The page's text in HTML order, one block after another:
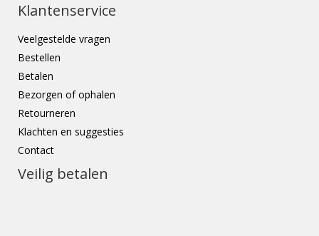
Klantenservice
Veelgestelde vragen
Bestellen
Betalen
Bezorgen of ophalen
Retourneren
Klachten en suggesties
Contact
Veilig betalen